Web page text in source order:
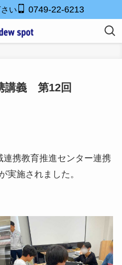
い 0749-22-6213
講義 第12回
携教育推進センター連携
施されました。